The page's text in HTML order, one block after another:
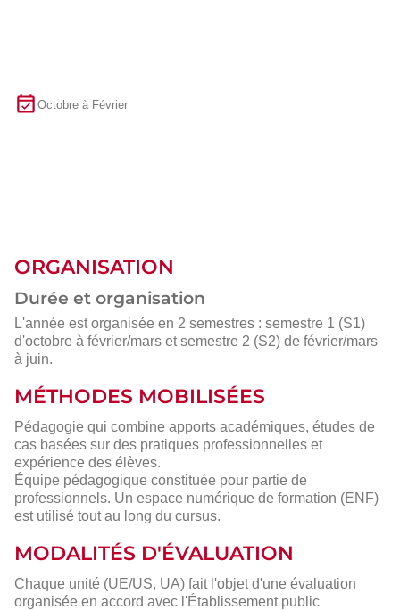
Octobre à Février
ORGANISATION
Durée et organisation
L'année est organisée en 2 semestres : semestre 1 (S1)
d'octobre à février/mars et semestre 2 (S2) de février/mars
à juin.
MÉTHODES MOBILISÉES
Pédagogie qui combine apports académiques, études de
cas basées sur des pratiques professionnelles et
expérience des élèves.
Équipe pédagogique constituée pour partie de
professionnels. Un espace numérique de formation (ENF)
est utilisé tout au long du cursus.
MODALITÉS D'ÉVALUATION
Chaque unité (UE/US, UA) fait l'objet d'une évaluation
organisée en accord avec l'Établissement public